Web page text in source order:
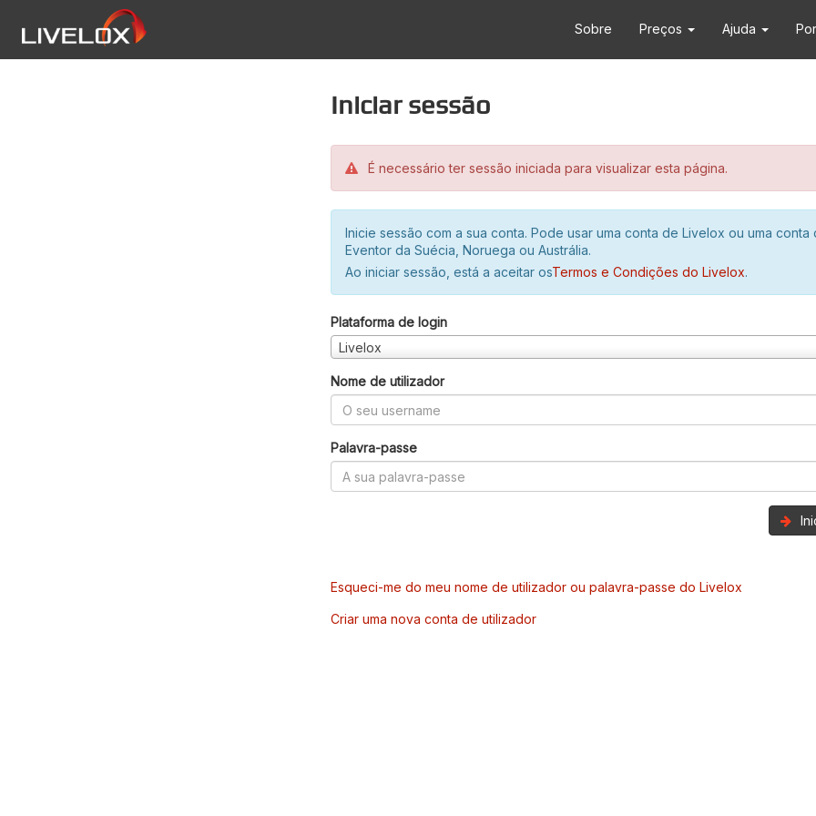
Sobre Preços Ajuda
Iniciar sessão
É necessário ter sessão iniciada para visualizar esta página.
Inicie sessão com a sua conta. Pode usar uma conta de Livelox ou uma conta
Eventor da Suécia, Noruega ou Austrália.
Ao iniciar sessão, está a aceitar osTermos e Condições do Livelox.
Plataforma de login
Livelox
Nome de utilizador
Palavra-passe
Esqueci-me do meu nome de utilizador ou palavra-passe do Livelox
Criar uma nova conta de utilizador